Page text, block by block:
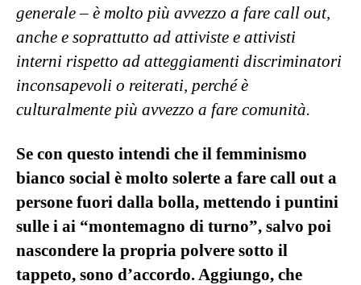
generale – è molto più avvezzo a fare call out,
anche e soprattutto ad attiviste e attivisti
interni rispetto ad atteggiamenti discriminatori
inconsapevoli o reiterati, perché è
culturalmente più avvezzo a fare comunità.
Se con questo intendi che il femminismo
bianco social è molto solerte a fare call out a
persone fuori dalla bolla, mettendo i puntini
sulle i ai “montemagno di turno”, salvo poi
nascondere la propria polvere sotto il
tappeto, sono d’accordo. Aggiungo, che